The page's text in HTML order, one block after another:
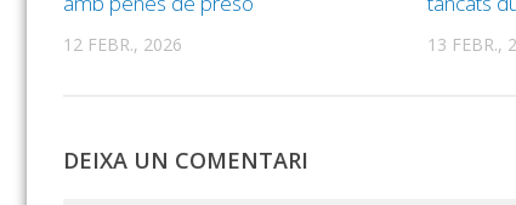
12 FEBR., 2026 13 FEBR.,
DEIXA UN COMENTARI